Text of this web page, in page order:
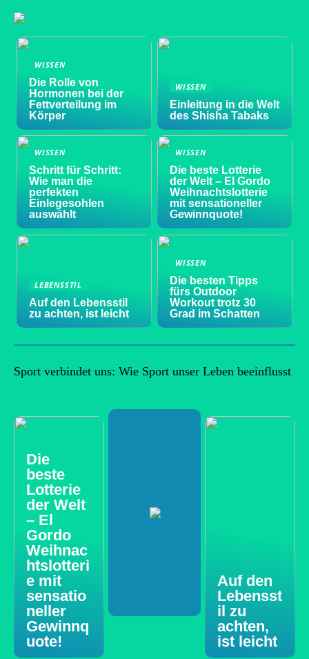
WISSEN
Die Rolle von
Hormonen bei der
Fettverteilung im
Körper
WISSEN
Einleitung in die Welt
des Shisha Tabaks
WISSEN
Schritt für Schritt:
Wie man die
perfekten
Einlegesohlen
auswählt
WISSEN
Die beste Lotterie
der Welt – El Gordo
Weihnachtslotterie
mit sensationeller
Gewinnquote!
LEBENSSTIL
Auf den Lebensstil
zu achten, ist leicht
WISSEN
Die besten Tipps
fürs Outdoor
Workout trotz 30
Grad im Schatten
Sport verbindet uns: Wie Sport unser Leben beeinflusst
Die
beste
Lotterie
der Welt
– El
Gordo
Weihnac
htslotteri
e mit
sensatio
neller
Gewinnq
uote!
Auf den
Lebensst
il zu
achten,
ist leicht